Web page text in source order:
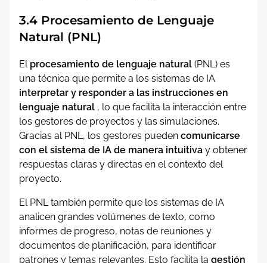
3.4 Procesamiento de Lenguaje
Natural (PNL)
El procesamiento de lenguaje natural (PNL) es
una técnica que permite a los sistemas de IA
interpretar y responder a las instrucciones en
lenguaje natural , lo que facilita la interacción entre
los gestores de proyectos y las simulaciones.
Gracias al PNL, los gestores pueden comunicarse
con el sistema de IA de manera intuitiva y obtener
respuestas claras y directas en el contexto del
proyecto.
El PNL también permite que los sistemas de IA
analicen grandes volúmenes de texto, como
informes de progreso, notas de reuniones y
documentos de planificación, para identificar
patrones y temas relevantes. Esto facilita la gestión